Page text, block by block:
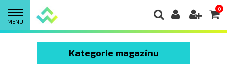
MENU
0
Kategorie magazínu